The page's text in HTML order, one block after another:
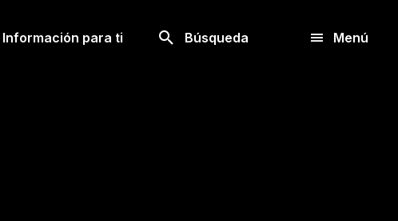
Información para ti Búsqueda Menú